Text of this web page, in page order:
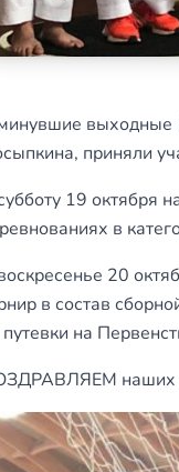
выходные
приняли
19 октября
в
20
в состав
путевки на
наших